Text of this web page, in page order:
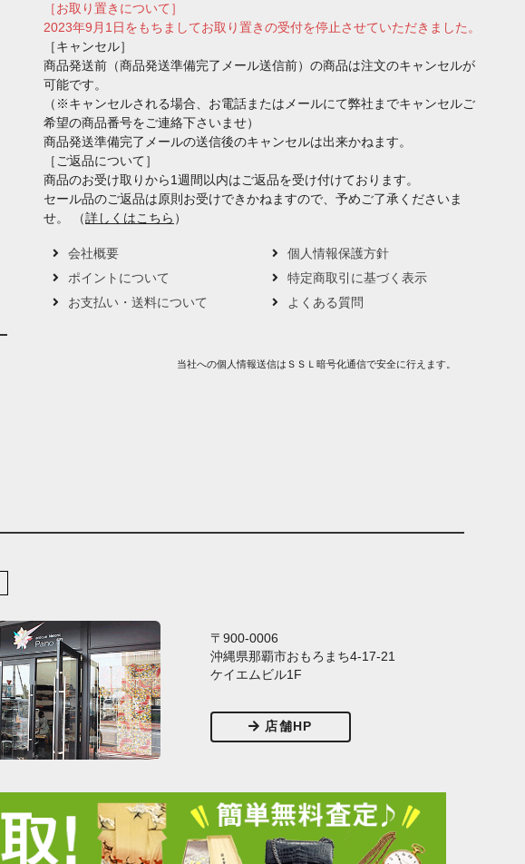
［お取り置きについて］
2023年9月1日をもちましてお取り置きの受付を停止させていただきました。
［キャンセル］
商品発送前（商品発送準備完了メール送信前）の商品は注文のキャンセルが
可能です。
（※キャンセルされる場合、お電話またはメールにて弊社までキャンセルご
希望の商品番号をご連絡下さいませ）
商品発送準備完了メールの送信後のキャンセルは出来かねます。
［ご返品について］
商品のお受け取りから1週間以内はご返品を受け付けております。
セール品のご返品は原則お受けできかねますので、予めご了承くださいま
せ。 （詳しくはこちら ）
会社概要
ポイントについて
お支払い・送料について
個人情報保護方針
特定商取引に基づく表示
よくある質問
当社への個人情報送信はＳＳＬ暗号化通信で安全に行えます。
〒900-0006
沖縄県那覇市おもろまち4-17-21
ケイエムビル1F
店舗HP